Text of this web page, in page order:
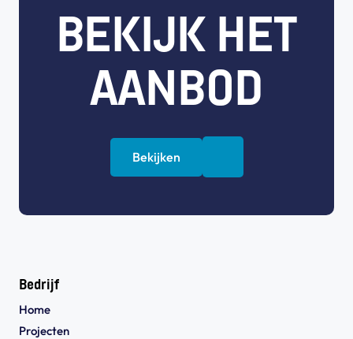
BEKIJK HET
AANBOD
Bekijken
Bedrijf
Home
Projecten